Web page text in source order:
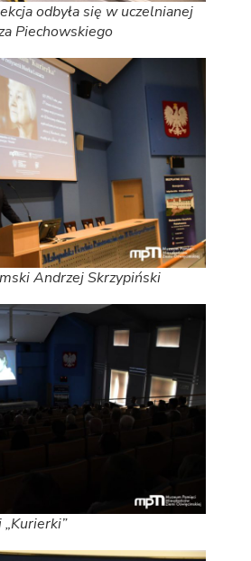
odbyła się w uczelnianej
Piechowskiego
Andrzej Skrzypiński